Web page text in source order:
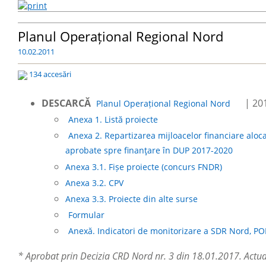
Planul Operațional Regional Nord
10.02.2011
134 accesări
DESCARCĂ Planul Operațional Regional Nord |
Anexa 1. Listă proiecte
Anexa 2. Repartizarea mijloacelor financiare
aprobate spre finanţare în DUP 2017-2020
Anexa 3.1. Fișe proiecte (concurs FNDR)
Anexa 3.2. CPV
Anexa 3.3. Proiecte din alte surse
Formular
Anexă. Indicatori de monitorizare a SDR Nord,
* Aprobat prin Decizia CRD Nord nr. 3 din 18.01.2017.